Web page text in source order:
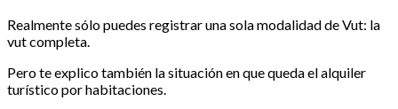
Realmente sólo puedes registrar una sola modalidad de Vut: la
vut completa.
Pero te explico también la situación en que queda el alquiler
turístico por habitaciones.